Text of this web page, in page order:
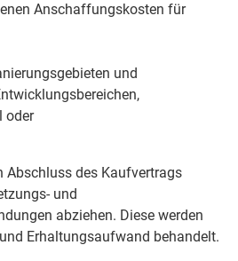
Anschaffungskosten für
und
oder
Absch luss des Kaufvertrags
und
abziehen. Diese werden
Erhaltungsaufwand behandelt.